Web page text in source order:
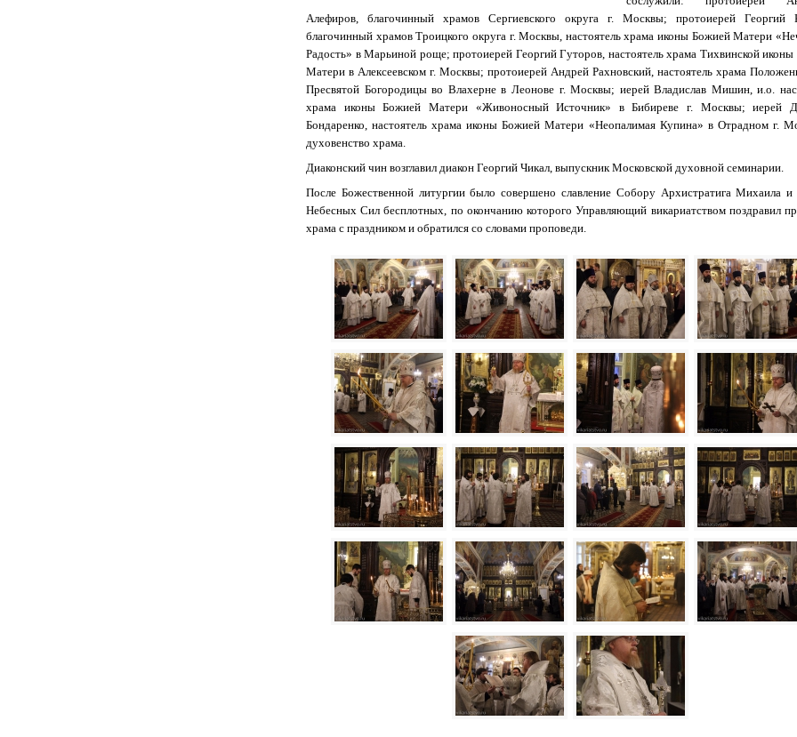
Алефиров, благочинный храмов Сергиевского округа г. Москвы; протоиерей Георгий
благочинный храмов Троицкого округа г. Москвы, настоятель храма иконы Божией Матери
Радость» в Марьиной роще; протоиерей Георгий Гуторов, настоятель храма Тихвинской
Матери в Алексеевском г. Москвы; протоиерей Андрей Рахновский, настоятель храма
Пресвятой Богородицы во Влахерне в Леонове г. Москвы; иерей Владислав Мишин, и.о.
храма иконы Божией Матери «Живоносный Источник» в Бибиреве г. Москвы; иерей
Бондаренко, настоятель храма иконы Божией Матери «Неопалимая Купина» в Отрадном г.
духовенство храма.
Диаконский чин возглавил диакон Георгий Чикал, выпускник Московской духовной семинарии.
После Божественной литургии было совершено славление Собору Архистратига Михаила
Небесных Сил бесплотных, по окончанию которого Управляющий викариатством поздравил
храма с праздником и обратился со словами проповеди.